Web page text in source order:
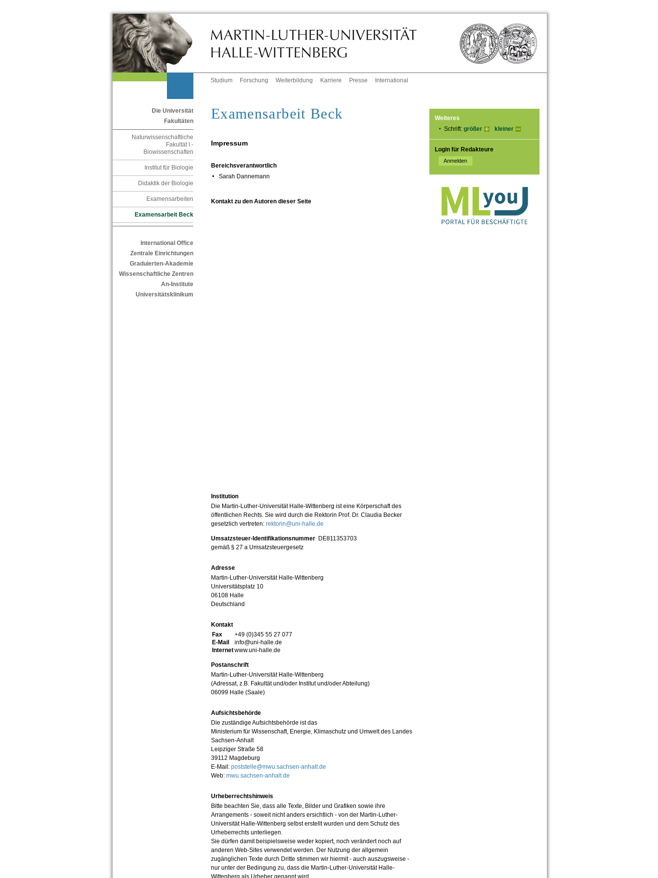
Studium Forschung Weiterbildung Karriere Presse International
Die Universität
Fakultäten
Naturwissenschaftliche
Fakultät I -
Biowissenschaften
Institut für Biologie
Didaktik der Biologie
Examensarbeiten
Examensarbeit Beck
International Office
Zentrale Einrichtungen
Graduierten-Akademie
Wissenschaftliche Zentren
An-Institute
Universitätsklinikum
Weiteres
Schrift: größer kleiner
Login für Redakteure
Examensarbeit Beck
Impressum
Bereichsverantwortlich
Sarah Dannemann
Kontakt zu den Autoren dieser Seite
Institution
Die Martin-Luther-Universität Halle-Wittenberg ist eine Körperschaft des
öffentlichen Rechts. Sie wird durch die Rektorin Prof. Dr. Claudia Becker
gesetzlich vertreten: rektorin@uni-halle.de
Umsatzsteuer-Identifikationsnummer DE811353703
gemäß § 27 a Umsatzsteuergesetz
Adresse
Martin-Luther-Universität Halle-Wittenberg
Universitätsplatz 10
06108 Halle
Deutschland
Kontakt
Fax
+49 (0)345 55 27 077
E-Mail
info@uni-halle.de
Internetwww.uni-halle.de
Postanschrift
Martin-Luther-Universität Halle-Wittenberg
(Adressat, z.B. Fakultät und/oder Institut und/oder Abteilung)
06099 Halle (Saale)
Aufsichtsbehörde
Die zuständige Aufsichtsbehörde ist das
Ministerium für Wissenschaft, Energie, Klimaschutz und Umwelt des Landes
Sachsen-Anhalt
Leipziger Straße 58
39112 Magdeburg
E-Mail: poststelle@mwu.sachsen-anhalt.de
Web: mwu.sachsen-anhalt.de
Urheberrechtshinweis
Bitte beachten Sie, dass alle Texte, Bilder und Grafiken sowie ihre
Arrangements - soweit nicht anders ersichtlich - von der Martin-Luther-
Universität Halle-Wittenberg selbst erstellt wurden und dem Schutz des
Urheberrechts unterliegen.
Sie dürfen damit beispielsweise weder kopiert, noch verändert noch auf
anderen Web-Sites verwendet werden. Der Nutzung der allgemein
zugänglichen Texte durch Dritte stimmen wir hiermit - auch auszugsweise -
nur unter der Bedingung zu, dass die Martin-Luther-Universität Halle-